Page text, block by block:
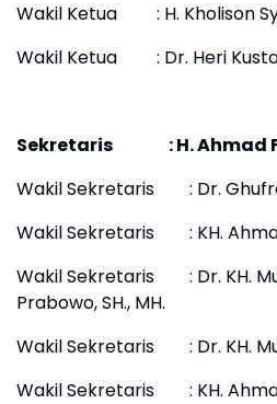
Wakil Ketua : H. Kholison
Wakil Ketua : Dr. Heri
Sekretaris : H. Ahmad
Wakil Sekretaris : Dr.
Wakil Sekretaris : KH.
Wakil Sekretaris : Dr. KH.
Prabowo, SH., MH.
Wakil Sekretaris : Dr. KH.
Wakil Sekretaris : KH.